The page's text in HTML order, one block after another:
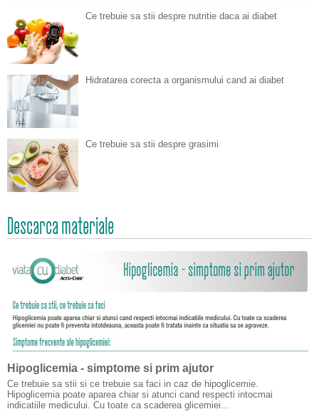
Ce trebuie sa stii despre nutritie daca ai diabet
Hidratarea corecta a organismului cand ai diabet
Ce trebuie sa stii despre grasimi
Descarca materiale
Hipoglicemia - simptome si prim ajutor
Ce trebuie sa stii si ce trebuie sa faci in caz de hipoglicemie.
Hipoglicemia poate aparea chiar si atunci cand respecti intocmai
indicatiile medicului. Cu toate ca scaderea glicemiei…